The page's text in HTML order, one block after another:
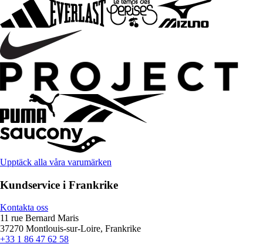
Upptäck alla våra varumärken
Kundservice i Frankrike
Kontakta oss
11 rue Bernard Maris
37270 Montlouis-sur-Loire, Frankrike
+33 1 86 47 62 58